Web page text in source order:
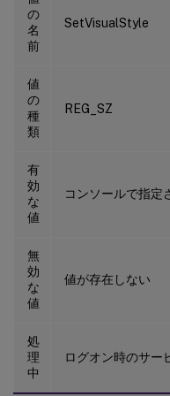
の
名
前
SetVisualStyle
値
の
種
類
REG_SZ
有
効
な
値
コンソールで指定
無
効
な
値
値が存在しない
処
理
中
ログオン時のサー